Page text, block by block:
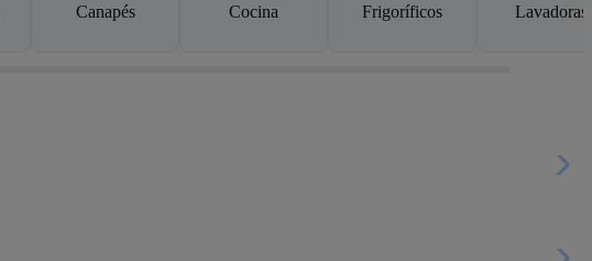
Canapés Cocina Frigoríficos Lavadoras